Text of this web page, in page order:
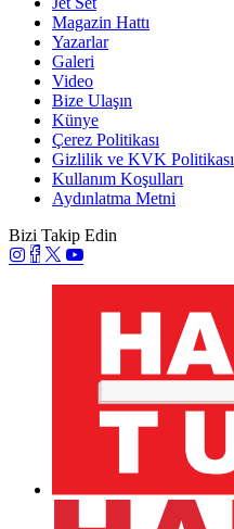
Magazin Hattı
Yazarlar
Galeri
Video
Bize Ulaşın
Künye
Çerez Politikası
Gizlilik ve KVK Politikası
Kullanım Koşulları
Aydınlatma Metni
Bizi Takip Edin